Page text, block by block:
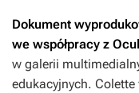
Dokument
we współpracy z
w galerii
edukacyjnych. Colette